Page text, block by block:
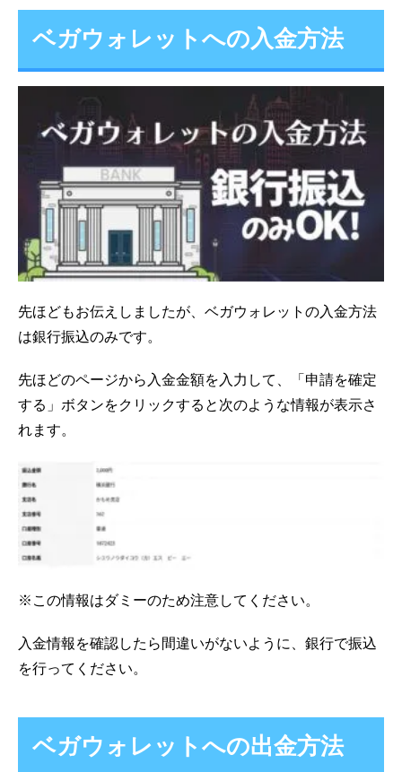
ベガウォレットへの入金方法
先ほどもお伝えしましたが、ベガウォレットの入金方法
は銀行振込のみです。
先ほどのページから入金金額を入力して、「申請を確定
する」ボタンをクリックすると次のような情報が表示さ
れます。
※この情報はダミーのため注意してください。
入金情報を確認したら間違いがないように、銀行で振込
を行ってください。
ベガウォレットへの出金方法